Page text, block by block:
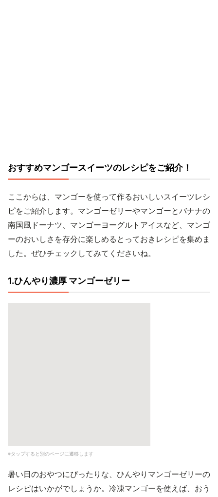
おすすめマンゴースイーツのレシピをご紹介！
ここからは、マンゴーを使って作るおいしいスイーツレシ
ピをご紹介します。マンゴーゼリーやマンゴーとバナナの
南国風ドーナツ、マンゴーヨーグルトアイスなど、マンゴ
ーのおいしさを存分に楽しめるとっておきレシピを集めま
した。ぜひチェックしてみてくださいね。
1.ひんやり濃厚 マンゴーゼリー
※タップすると別のページに遷移します
暑い日のおやつにぴったりな、ひんやりマンゴーゼリーの
レシピはいかがでしょうか。冷凍マンゴーを使えば、おう